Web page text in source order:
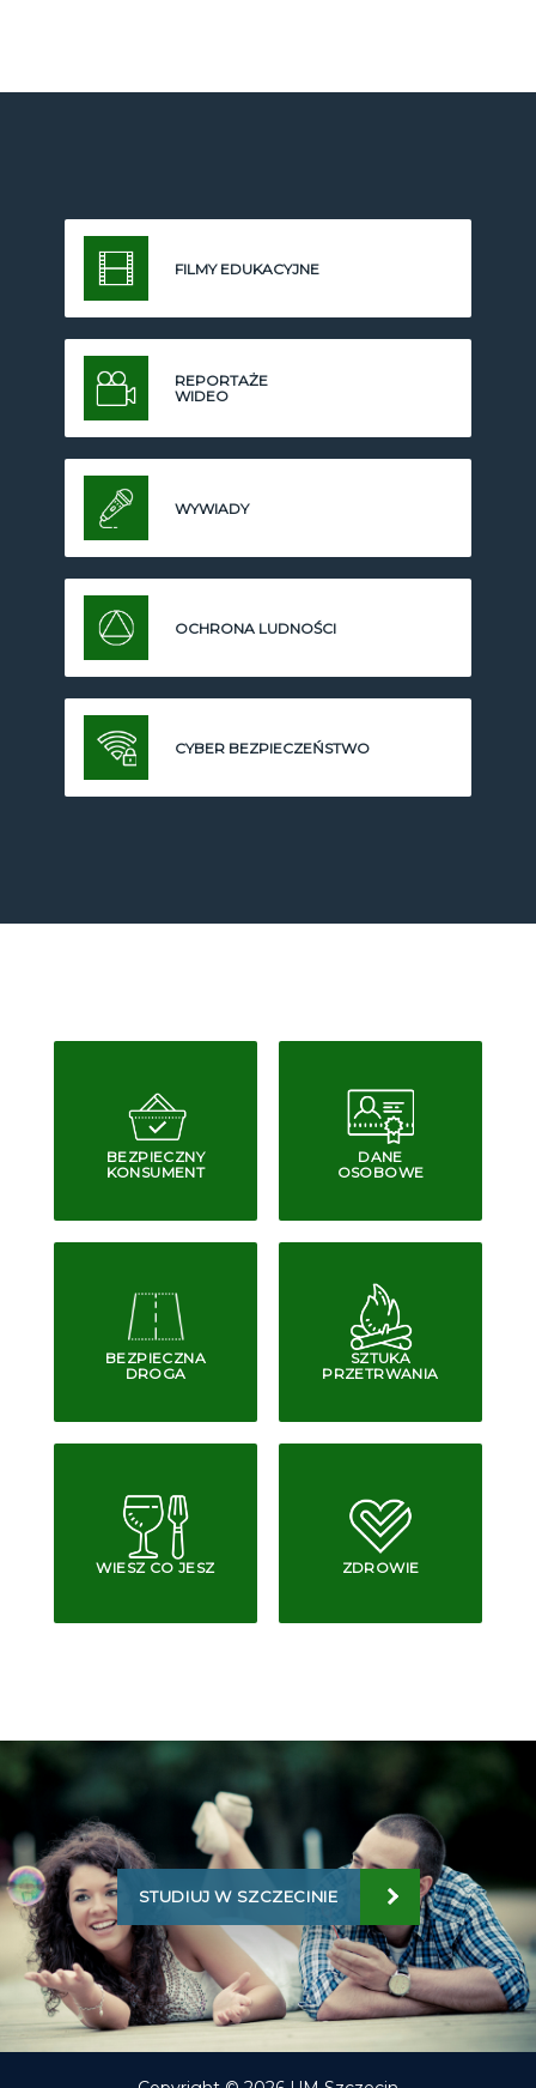
FILMY EDUKACYJNE
REPORTAŻE
WIDEO
WYWIADY
OCHRONA LUDNOŚCI
CYBER BEZPIECZEŃSTWO
BEZPIECZNY
KONSUMENT
DANE
OSOBOWE
BEZPIECZNA
DROGA
SZTUKA
PRZETRWANIA
WIESZ CO JESZ ZDROWIE
STUDIUJ W SZCZECINIE